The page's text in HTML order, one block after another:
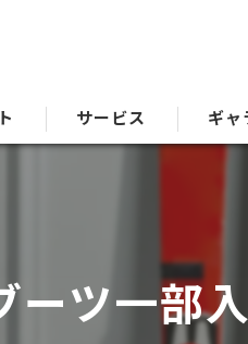
サービス ギャ
ーツ一部